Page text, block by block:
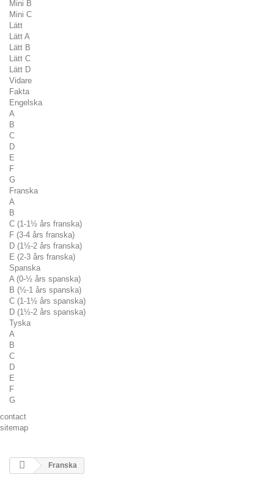
Mini B
Mini C
Lätt
Lätt A
Lätt B
Lätt C
Lätt D
Vidare
Fakta
Engelska
A
B
C
D
E
F
G
Franska
A
B
C (1-1½ års franska)
F (3-4 års franska)
D (1½-2 års franska)
E (2-3 års franska)
Spanska
A (0-½ års spanska)
B (½-1 års spanska)
C (1-1½ års spanska)
D (1½-2 års spanska)
Tyska
A
B
C
D
E
F
G
contact
sitemap
Franska